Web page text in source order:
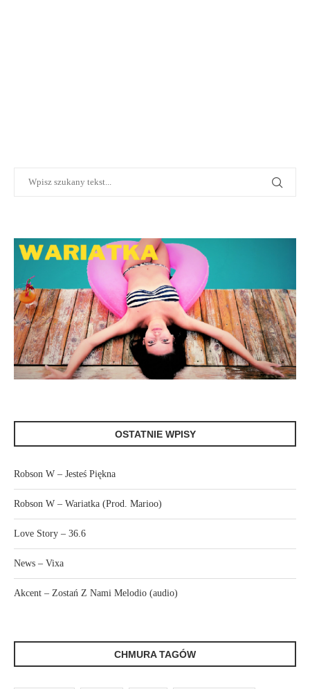
OSTATNIE WPISY
Robson W – Jesteś Piękna
Robson W – Wariatka (Prod. Marioo)
Love Story – 36.6
News – Vixa
Akcent – Zostań Z Nami Melodio (audio)
CHMURA TAGÓW